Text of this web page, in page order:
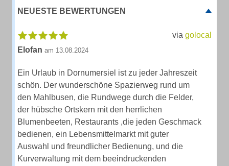
NEUESTE BEWERTUNGEN
via golocal
Elofan am 13.08.2024
Ein Urlaub in Dornumersiel ist zu jeder Jahreszeit
schön. Der wunderschöne Spazierweg rund um
den Mahlbusen, die Rundwege durch die Felder,
der hübsche Ortskern mit den herrlichen
Blumenbeeten, Restaurants ,die jeden Geschmack
bedienen, ein Lebensmittelmarkt mit guter
Auswahl und freundlicher Bedienung, und die
Kurverwaltung mit dem beeindruckenden